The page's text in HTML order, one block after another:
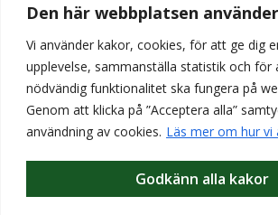
Den här webbplatsen
Vi använder kakor, cookies, för att ge dig
upplevelse, sammanställa statistik och för
nödvändig funktionalitet ska fungera på
Genom att klicka på ”Acceptera alla”
användning av cookies. Läs mer om hur vi
Godkänn alla kakor
Alvesta Renhållnings AB
Alvesta Energi AB
AllboHus Bostad AB
Huseby bruk AB
Värends räddningstjänst
Wexnet AB